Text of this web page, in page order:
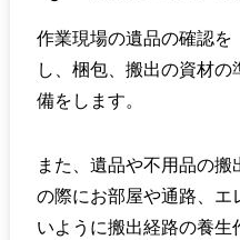
作業現場の遺品の確認を
し、梱包、搬出の資材の
備をします。
また、遺品や不用品の搬
の際にお部屋や通路、エ
いように搬出経路の養生